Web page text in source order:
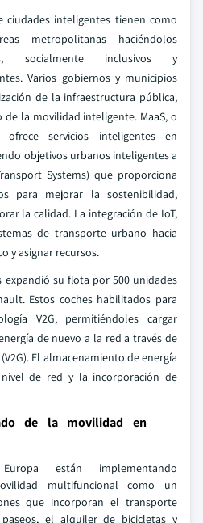
ciudades inteligentes tienen como
metropolitanas haciéndolos
socialmente inclusivos y
Varios gobiernos y municipios
de la infraestructura pública,
la movilidad inteligente. MaaS, o
ofrece servicios inteligentes en
objetivos urbanos inteligentes a
Systems) que proporciona
para mejorar la sostenibilidad,
la calidad. La integración de IoT,
de transporte urbano hacia
y asignar recursos.
expandió su flota por 500 unidades
Estos coches habilitados para
V2G, permitiéndoles cargar
de nuevo a la red a través de
El almacenamiento de energía
de red y la incorporación de
de la movilidad en
están implementando
multifuncional como un
que incorporan el transporte
el alquiler de bicicletas y